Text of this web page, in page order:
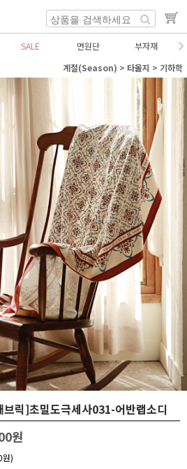
SALE 면원단
부자재
계절(Season) > 타올지 > 기하학
브릭]초밀도극세사031-어반랩소디
원
)